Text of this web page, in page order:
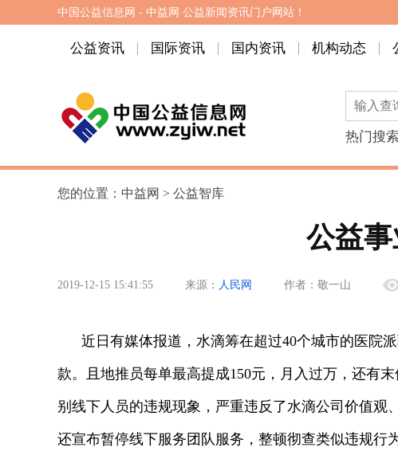
中国公益信息网 - 中益网 公益新闻资讯门户网站！
公益资讯 国际资讯 国内资讯 机构动态
热门搜索
您的位置： 中益网 > 公益智库
公益
2019-12-15 15:41:55 来源： 人民网 作者：敬一山
近日有媒体报道，水滴筹在超过40个城市的医院
款。且地推员每单最高提成150元，月入过万，还有
别线下人员的违规现象，严重违反了水滴公司价值观
还宣布暂停线下服务团队服务，整顿彻查类似违规行为